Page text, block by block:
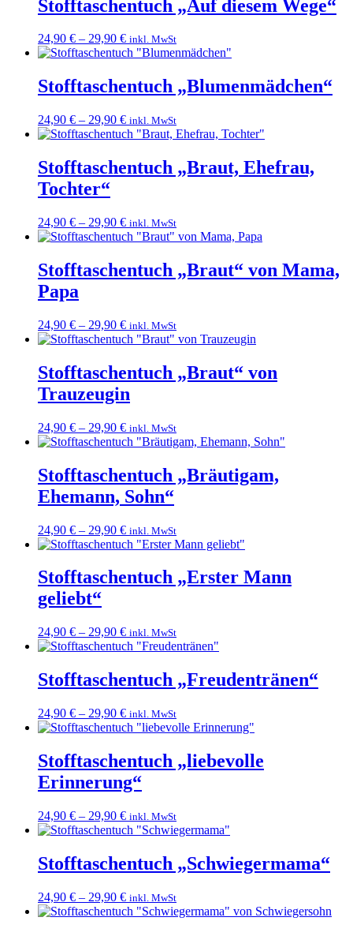
Stofftaschentuch „Auf diesem Wege“
24,90 € – 29,90 € inkl. MwSt
Stofftaschentuch „Blumenmädchen“
24,90 € – 29,90 € inkl. MwSt
Stofftaschentuch „Braut, Ehefrau,
Tochter“
24,90 € – 29,90 € inkl. MwSt
Stofftaschentuch „Braut“ von Mama,
Papa
24,90 € – 29,90 € inkl. MwSt
Stofftaschentuch „Braut“ von
Trauzeugin
24,90 € – 29,90 € inkl. MwSt
Stofftaschentuch „Bräutigam,
Ehemann, Sohn“
24,90 € – 29,90 € inkl. MwSt
Stofftaschentuch „Erster Mann
geliebt“
24,90 € – 29,90 € inkl. MwSt
Stofftaschentuch „Freudentränen“
24,90 € – 29,90 € inkl. MwSt
Stofftaschentuch „liebevolle
Erinnerung“
24,90 € – 29,90 € inkl. MwSt
Stofftaschentuch „Schwiegermama“
24,90 € – 29,90 € inkl. MwSt